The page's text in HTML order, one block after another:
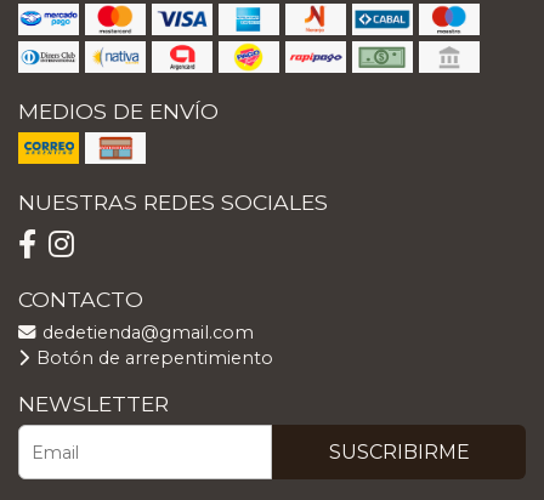
MEDIOS DE ENVÍO
NUESTRAS REDES SOCIALES
CONTACTO
dedetienda@gmail.com
Botón de arrepentimiento
NEWSLETTER
SUSCRIBIRME